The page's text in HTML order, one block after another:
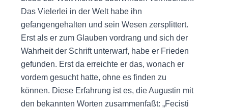
Das Vielerlei in der Welt habe ihn
gefangengehalten und sein Wesen zersplittert.
Erst als er zum Glauben vordrang und sich der
Wahrheit der Schrift unterwarf, habe er Frieden
gefunden. Erst da erreichte er das, wonach er
vordem gesucht hatte, ohne es finden zu
können. Diese Erfahrung ist es, die Augustin mit
den bekannten Worten zusammenfaßt: „Fecisti